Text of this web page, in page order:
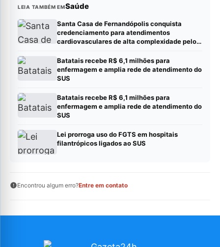
LEIA TAMBÉM EMSaúde
Santa Casa de Fernandópolis conquista
credenciamento para atendimentos
cardiovasculares de alta complexidade pelo
Batatais recebe R$ 6,1 milhões para
enfermagem e amplia rede de atendimento do
SUS
Batatais recebe R$ 6,1 milhões para
enfermagem e amplia rede de atendimento do
SUS
Lei prorroga uso do FGTS em hospitais
filantrópicos ligados ao SUS
Encontrou algum erro?Entre em contato